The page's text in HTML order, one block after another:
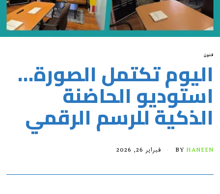
فنون
اليوم تكتمل الصورة…
استوديو الحاضنة
الذكية للرسم الرقمي
BY HANEEN فبراير 26, 2026